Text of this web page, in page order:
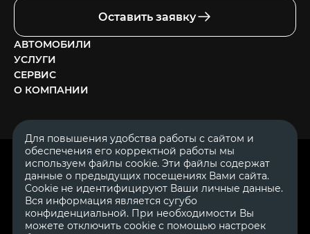
Оставить заявку
АВТОМОБИЛИ
УСЛУГИ
СЕРВИС
О КОМПАНИИ
© 2007—2026 «Диалог Авто» — автосалон. Все права защищены.
Обращаем Ваше внимание на то, что данный Интернет-сайт
носит исключительно информационный характер и ни при
каких условиях не является публичной офертой, определяемой
положениями Статьи 437 Гражданского Кодекса Российской
ОГРН 1111644005153
ИНН 1644062657
Для повышения удобства работы с сайтом и
обеспечения его корректной работы мы
используем файлы cookie. Эти файлы содержат
данные о предыдущих посещениях Вами сайта.
Cookie не идентифицируют Ваши личные данные.
Вся информация является сугубо
конфиденциальной. При необходимости Вы
можете отключить cookie с помощью настроек